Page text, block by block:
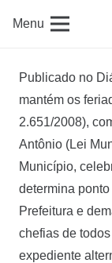
Menu
Publicado no
mantém os
2.651/2008),
Antônio (Lei
Município,
determina
Prefeitura e
chefias de
expediente